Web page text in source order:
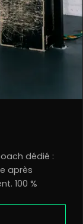
dédié :
après
100 %